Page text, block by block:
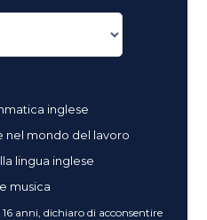
inglese
nel mondo del lavoro
lingua inglese
musica
anni, dichiaro di acconsentire